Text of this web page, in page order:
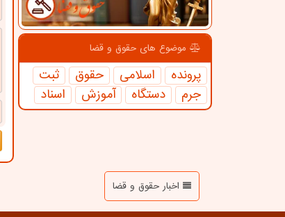
موضوع های حقوق و قضا
پرونده اسلامی حقوق
ثبت
جرم
دستگاه آموزش اسناد
اخبار حقوق و قضا